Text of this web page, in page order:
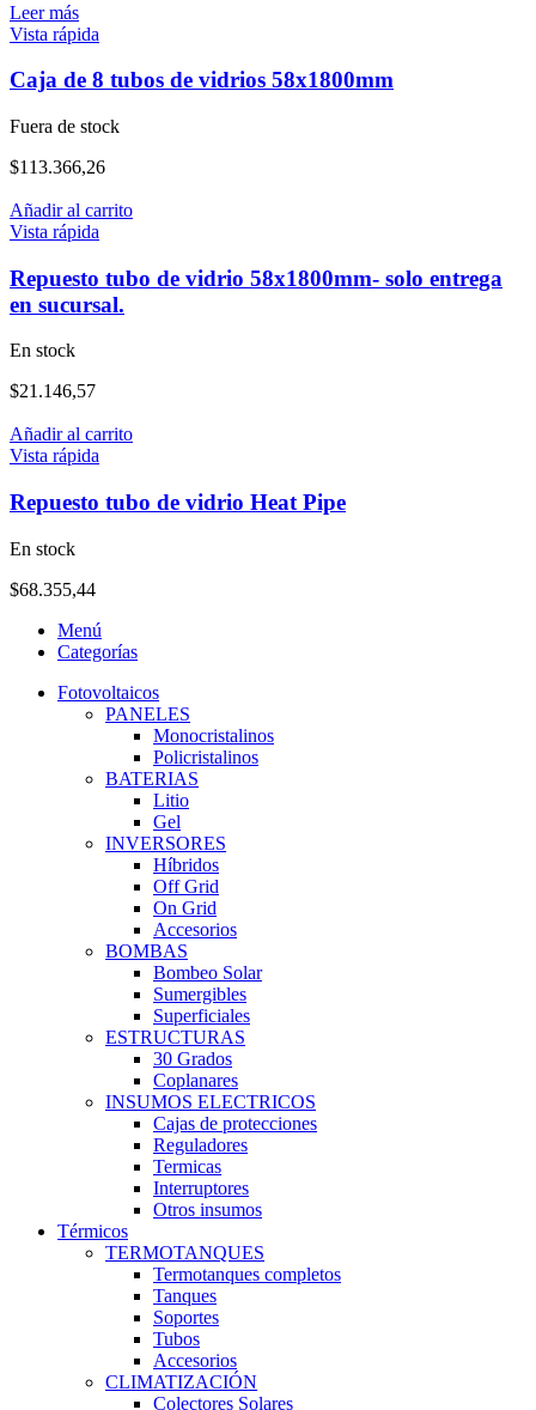
Leer más
Vista rápida
Caja de 8 tubos de vidrios 58x1800mm
Fuera de stock
$113.366,26
Añadir al carrito
Vista rápida
Repuesto tubo de vidrio 58x1800mm- solo entrega
en sucursal.
En stock
$21.146,57
Añadir al carrito
Vista rápida
Repuesto tubo de vidrio Heat Pipe
En stock
$68.355,44
Menú
Categorías
Fotovoltaicos
PANELES
Monocristalinos
Policristalinos
BATERIAS
Litio
Gel
INVERSORES
Híbridos
Off Grid
On Grid
Accesorios
BOMBAS
Bombeo Solar
Sumergibles
Superficiales
ESTRUCTURAS
30 Grados
Coplanares
INSUMOS ELECTRICOS
Cajas de protecciones
Reguladores
Termicas
Interruptores
Otros insumos
Térmicos
TERMOTANQUES
Termotanques completos
Tanques
Soportes
Tubos
Accesorios
CLIMATIZACIÓN
Colectores Solares